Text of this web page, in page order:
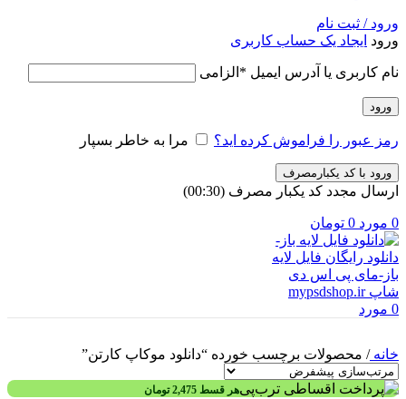
ورود / ثبت نام
ورود ایجاد یک حساب کاربری
نام کاربری یا آدرس ایمیل * الزامی
ورود
رمز عبور را فراموش کرده اید؟ مرا به خاطر بسپار
ورود با کد یکبارمصرف
ارسال مجدد کد یکبار مصرف (00:
30
)
0 مورد 0 تومان
0 مورد
خانه/ محصولات برچسب خورده “دانلود موکاپ کارتن”
هر قسط 2,475 تومان